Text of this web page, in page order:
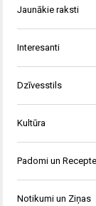
Jaunākie raksti
Interesanti
Dzīvesstils
Kultūra
Padomi un
Notikumi un Ziņas